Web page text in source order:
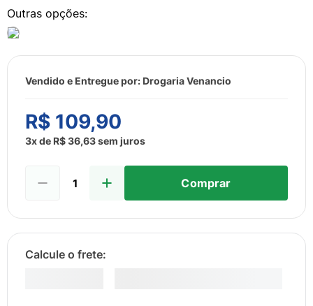
Vendido e Entregue por: Drogaria Venancio
R$ 109,90
3x de R$36,63sem juros
Comprar